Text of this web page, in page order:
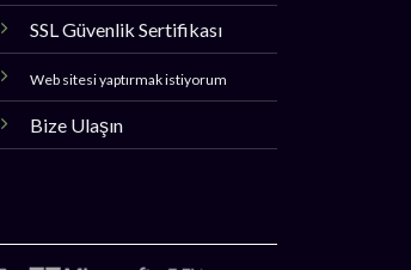
SSL Güvenlik Sertifikası
Web sitesi yaptırmak istiyorum
Bize Ulaşın